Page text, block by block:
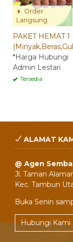
Order
Langsung
PAKET HEMAT 1
*Harga Hubungi
Admin Lestari
Tersedia
ALAMAT
@ Agen
Jl. Taman
Kec. Tambun
Buka Senin
Hubungi Kami